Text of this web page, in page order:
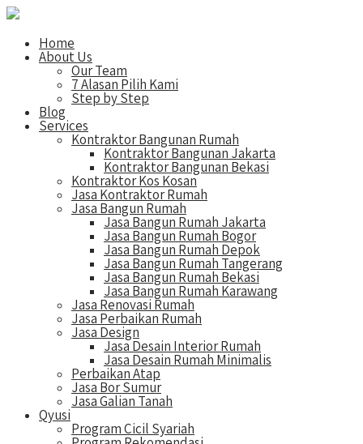
Home
About Us
Our Team
7 Alasan Pilih Kami
Step by Step
Blog
Services
Kontraktor Bangunan Rumah
Kontraktor Bangunan Jakarta
Kontraktor Bangunan Bekasi
Kontraktor Kos Kosan
Jasa Kontraktor Rumah
Jasa Bangun Rumah
Jasa Bangun Rumah Jakarta
Jasa Bangun Rumah Bogor
Jasa Bangun Rumah Depok
Jasa Bangun Rumah Tangerang
Jasa Bangun Rumah Bekasi
Jasa Bangun Rumah Karawang
Jasa Renovasi Rumah
Jasa Perbaikan Rumah
Jasa Design
Jasa Desain Interior Rumah
Jasa Desain Rumah Minimalis
Perbaikan Atap
Jasa Bor Sumur
Jasa Galian Tanah
Qyusi
Program Cicil Syariah